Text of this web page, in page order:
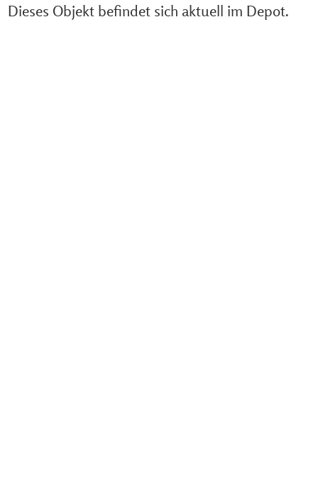
Dieses Objekt befindet sich aktuell im Depot.